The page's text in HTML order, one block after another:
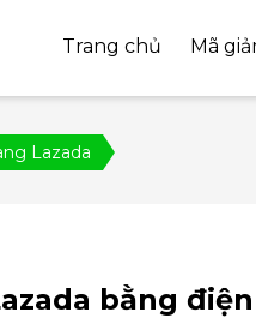
Trang chủ Mã
Lazada
bằng